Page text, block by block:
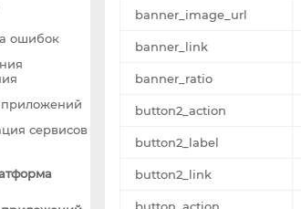
ошибок
сервисов
banner_image_url
banner_link
banner_ratio
button2_action
button2_label
button2_link